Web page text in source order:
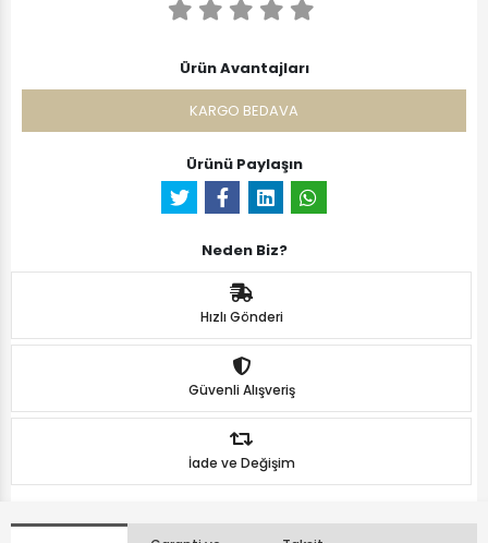
Ürün Avantajları
KARGO BEDAVA
Ürünü Paylaşın
Neden Biz?
Hızlı Gönderi
Güvenli Alışveriş
İade ve Değişim